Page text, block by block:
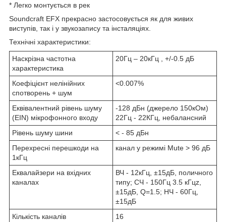
* Легко монтується в рек
Soundcraft ЕFX прекрасно застосовується як для живих
виступів, так і у звукозапису та інсталяціях.
Технічні характеристики:
Наскрізна частотна
характеристика
20Гц – 20кГц , +/-0.5 дБ
Коефіцієнт нелінійних
спотворень + шум
<0.007%
Еквівалентний рівень шуму
(EIN) мікрофонного входу
-128 дБн (джерело 150кОм)
22Гц - 22КГц, небалансний
Рівень шуму шини
< - 85 дБн
Перехресні перешкоди на
1кГц
канал у режимі Mute > 96 дБ
Еквалайзери на вхідних
каналах
ВЧ - 12кГц, ±15дБ, поличного
типу; СЧ - 150Гц 3.5 кГцz,
±15дБ, Q=1.5; НЧ - 60Гц,
±15дБ
Кількість каналів
16